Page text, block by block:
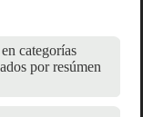
categorías
por resúmen